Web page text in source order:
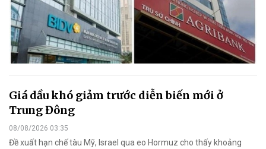
Giá dầu khó giảm trước diễn biến mới ở
Trung Đông
08/08/2026 03:35
Đề xuất hạn chế tàu Mỹ, Israel qua eo Hormuz cho thấy khoảng